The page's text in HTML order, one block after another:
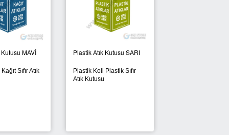
Kutusu MAVİ
Sıfır Atık
Plastik Atık Kutusu SARI
Plastik Koli Plastik Sıfır
Atık Kutusu